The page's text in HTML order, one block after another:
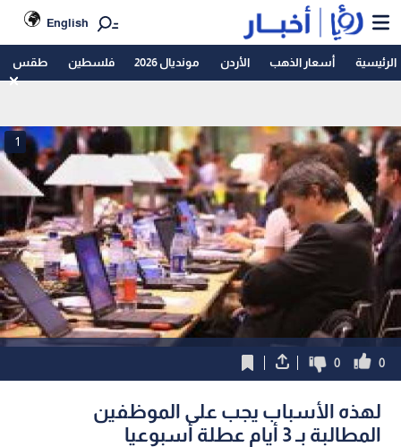
English
الرئيسية أسعار الذهب الأردن مونديال 2026 فلسطين طقس
1
0
0
لهذه الأسباب يجب على الموظفين
المطالبة بـ 3 أيام عطلة أسبوعيا